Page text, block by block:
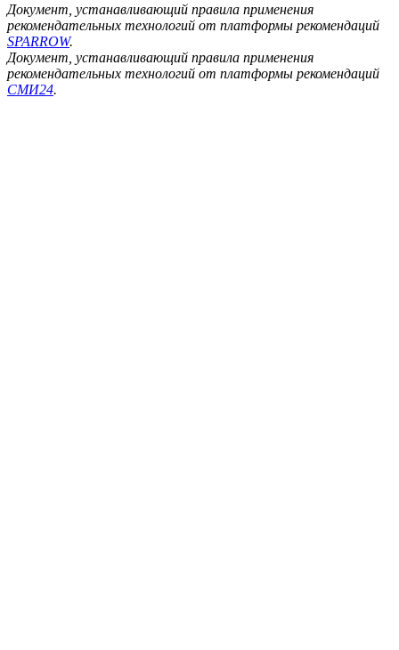
Документ, устанавливающий правила применения
рекомендательных технологий от платформы рекомендаций
SPARROW.
Документ, устанавливающий правила применения
рекомендательных технологий от платформы рекомендаций
СМИ24.